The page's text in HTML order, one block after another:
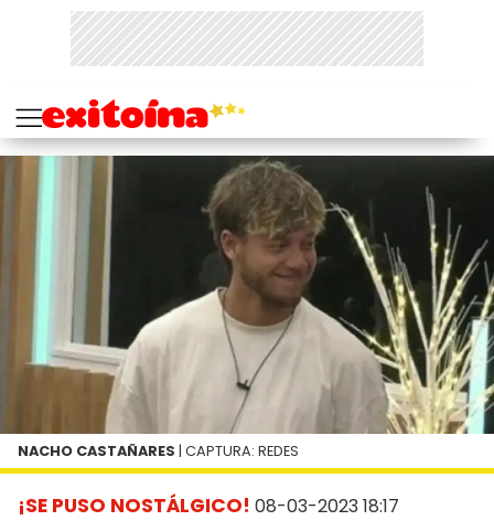
¡SE PUSO NOSTÁLGICO! 08-03-2023 18:17
NACHO CASTAÑARES | CAPTURA: REDES